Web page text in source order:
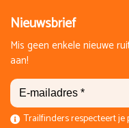
Nieuwsbrief
Mis geen enkele nieuwe
aan!
Trailfinders respecteert je